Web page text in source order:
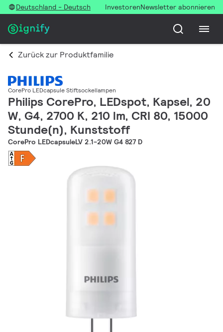
Deutschland - Deutsch InvestorenNewsletter abonnieren
Zurück zur Produktfamilie
CorePro LEDcapsule Stiftsockellampen
Philips CorePro, LEDspot, Kapsel, 20
W, G4, 2700 K, 210 lm, CRI 80, 15000
Stunde(n), Kunststoff
CorePro LEDcapsuleLV 2.1-20W G4 827 D